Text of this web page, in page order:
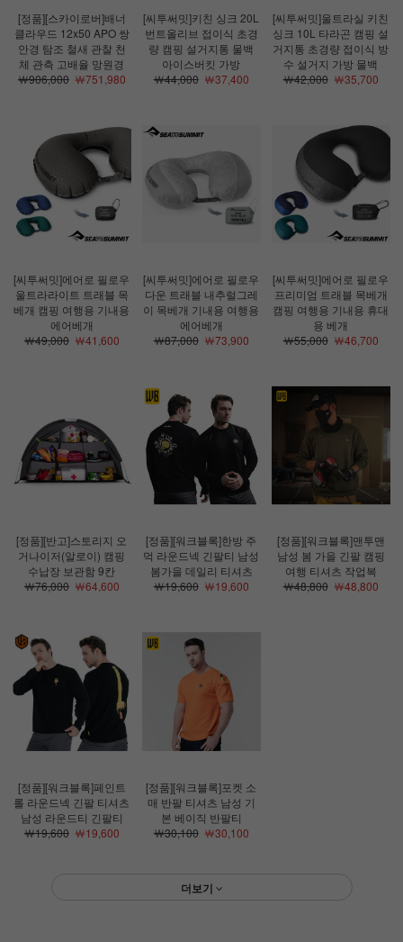
[정품][스카이로버]배너
클라우드 12x50 APO 쌍
안경 탐조 철새 관찰 천
체 관측 고배율 망원경
￦906,000￦751,980
[씨투써밋]키친 싱크 20L
번트올리브 접이식 초경
량 캠핑 설거지통 물백
아이스버킷 가방
￦44,000￦37,400
[씨투써밋]울트라실 키친
싱크 10L 타라곤 캠핑 설
거지통 초경량 접이식 방
수 설거지 가방 물백
￦42,000￦35,700
[씨투써밋]에어로 필로우
울트라라이트 트래블 목
베개 캠핑 여행용 기내용
에어베개
￦49,000￦41,600
[씨투써밋]에어로 필로우
다운 트래블 내추럴그레
이 목베개 기내용 여행용
에어베개
￦87,000￦73,900
[씨투써밋]에어로 필로우
프리미엄 트래블 목베개
캠핑 여행용 기내용 휴대
용 베개
￦55,000￦46,700
[정품][반고]스토리지 오
거나이저(알로이) 캠핑
수납장 보관함 9칸
￦76,000￦64,600
[정품][워크블록]한방 주
먹 라운드넥 긴팔티 남성
봄가을 데일리 티셔츠
￦19,600￦19,600
[정품][워크블록]맨투맨
남성 봄 가을 긴팔 캠핑
여행 티셔츠 작업복
￦48,800￦48,800
[정품][워크블록]페인트
롤 라운드넥 긴팔 티셔츠
남성 라운드티 긴팔티
￦19,600￦19,600
[정품][워크블록]포켓 소
매 반팔 티셔츠 남성 기
본 베이직 반팔티
￦30,100￦30,100
더보기